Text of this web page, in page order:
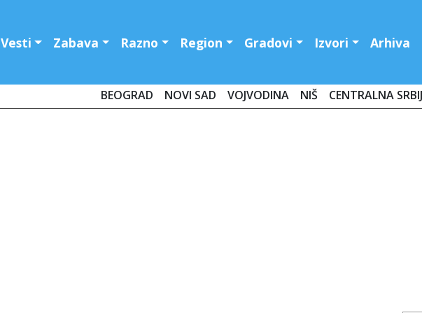
Vesti Zabava Razno Region Gradovi Izvori Arhiva
BEOGRAD NOVI SAD VOJVODINA NIŠ CENTRALNA